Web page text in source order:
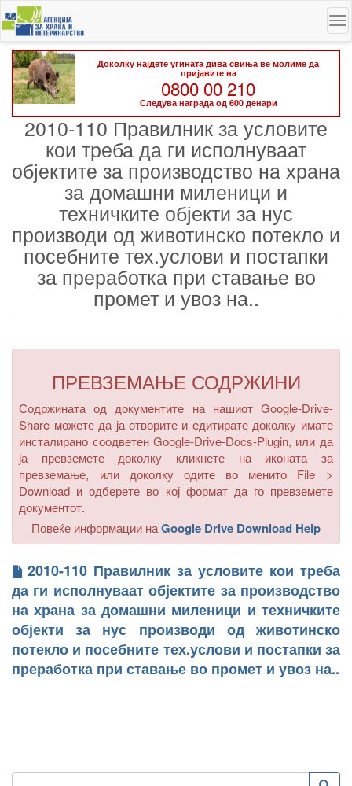
Skip
to
main
content
Доколку најдете угината дива свиња ве молиме да
пријавите на
0800 00 210
Следува награда од 600 денари
2010-110 Правилник за условите
кои треба да ги исполнуваат
објектите за производство на храна
за домашни миленици и
техничките објекти за нус
производи од животинско потекло и
посебните тех.услови и постапки
за преработка при ставање во
промет и увоз на..
ПРЕВЗЕМАЊЕ СОДРЖИНИ
Содржината од документите на нашиот Google-Drive-
Share можете да ја отворите и едитирате доколку имате
инсталирано соодветен Google-Drive-Docs-Plugin, или да
ја превземете доколку кликнете на иконата за
превземање, или доколку одите во менито File >
Download и одберете во кој формат да го превземете
документот.
Повеќе информации наGoogle Drive Download Help
2010-110 Правилник за условите кои треба
да ги исполнуваат објектите за производство
на храна за домашни миленици и техничките
објекти за нус производи од животинско
потекло и посебните тех.услови и постапки за
преработка при ставање во промет и увоз на..
Пребарување